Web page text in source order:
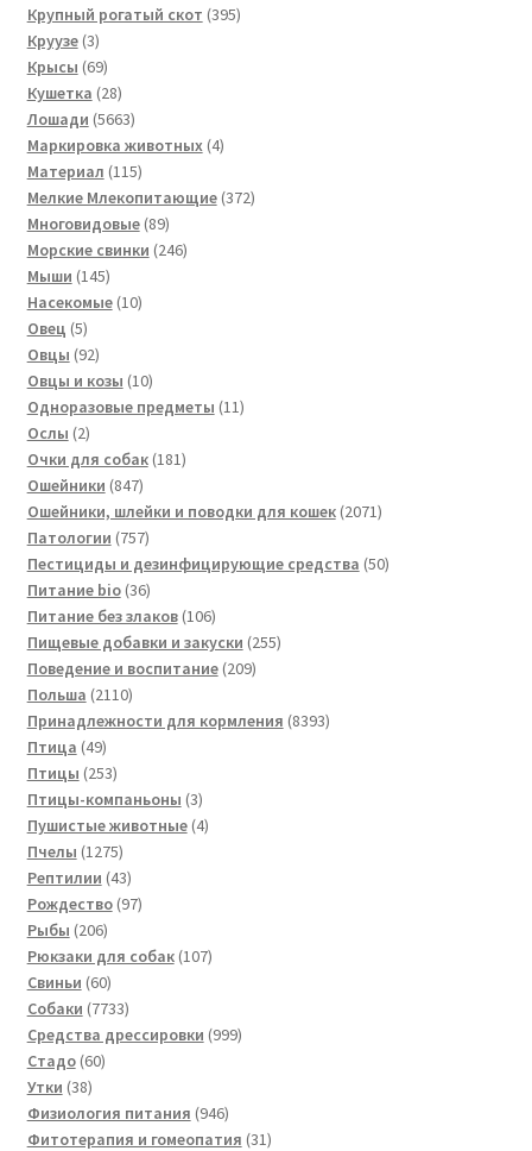
товара
Крупный рогатый скот 395395
Круузе 33
товара
Крысы 6969
товаров
Кушетка 2828
товаров
Лошади 56635663
товара
Маркировка животных 44
Материал 115115
товаров
Мелкие Млекопитающие 372372
Многовидовые 8989
товаров
Морские свинки 246246
Мыши 145145
товаров
Насекомые 1010
Овец 55
товаров
Овцы 9292
товара
Овцы и козы 1010
товаров
Одноразовые предметы 1111
Ослы 22
товара
Очки для собак 181181
Ошейники 847847
товаров
Ошейники, шлейки и поводки для кошек 20712071
Патологии 757757
товаров
Пестициды и дезинфицирующие средства 5050
Питание bio 3636
товаров
Питание без злаков 106106
товаров
Пищевые добавки и закуски 255255
Поведение и воспитание 209209
Польша 21102110
товаров
Принадлежности для кормления 83938393
Птица 4949
товаров
Птицы 253253
товара
Птицы-компаньоны 33
товара
Пушистые животные 44
Пчелы 12751275
товаров
Рептилии 4343
товара
Рождество 9797
Рыбы 206206
товаров
Рюкзаки для собак 107107
Свиньи 6060
товаров
Собаки 77337733
товара
Средства дрессировки 999999
Стадо 6060
Утки 3838
товаров
Физиология питания 946946
товаров
Фитотерапия и гомеопатия 3131